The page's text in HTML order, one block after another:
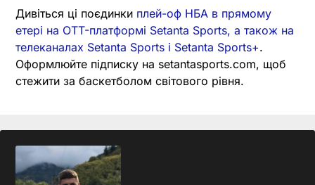
Дивіться ці поєдинки плей-оф НБА в прямому
етері на OTT-платформі Setanta Sports, а також на
телеканалах Setanta Sports і Setanta Sports+.
Оформлюйте підписку на setantasports.com, щоб
стежити за баскетболом світового рівня.